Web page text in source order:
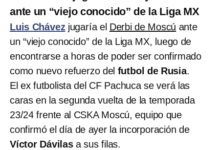
ante un “viejo conocido” de la Liga MX
Luis Chávezjugaría el Derbi de Moscú ante
un “viejo conocido” de la Liga MX, luego de
encontrarse a horas de poder ser confirmado
como nuevo refuerzo del futbol de Rusia.
El ex futbolista del CF Pachuca se verá las
caras en la segunda vuelta de la temporada
23/24 frente al CSKA Moscú, equipo que
confirmó el día de ayer la incorporación de
Víctor Dávilasa sus filas.